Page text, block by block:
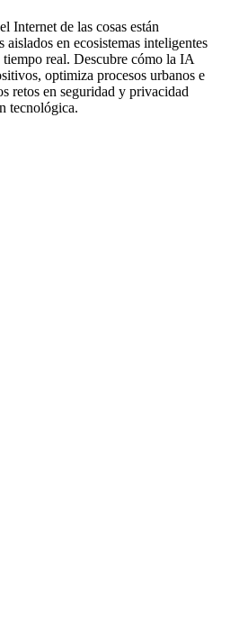
Internet de las cosas están
en ecosistemas inteligentes
tiempo real. Descubre cómo la IA
optimiza procesos urbanos e
retos en seguridad y privacidad
tecnológica.